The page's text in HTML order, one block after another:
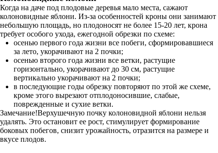
Когда на даче под плодовые деревья мало места, сажают
колоновидные яблони. Из-за особенностей кроны они занимают
небольшую площадь, но плодоносят не более 15-20 лет, крона
требует особого ухода, ежегодной обрезки по схеме:
осенью первого года жизни все побеги, сформировавшиеся
за лето, укорачивают на 2 почки;
осенью второго года жизни все ветки, растущие
горизонтально, укорачивают до 30 см, растущие
вертикально укорачивают на 2 почки;
в последующие годы обрезку повторяют по этой же схеме,
кроме этого вырезают отплодоносившие, слабые,
поврежденные и сухие ветки.
Замечание!Верхушечную почку колоновидной яблони нельзя
удалять. Это остановит ее рост, стимулирует формирование
боковых побегов, снизит урожайность, отразится на размере и
вкусе плодов.